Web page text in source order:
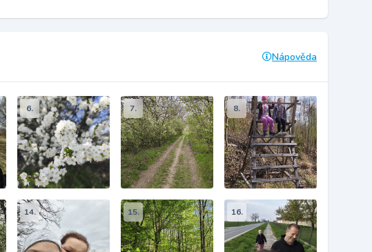
Nápověda
6. 7. 8.
14. 15. 16.